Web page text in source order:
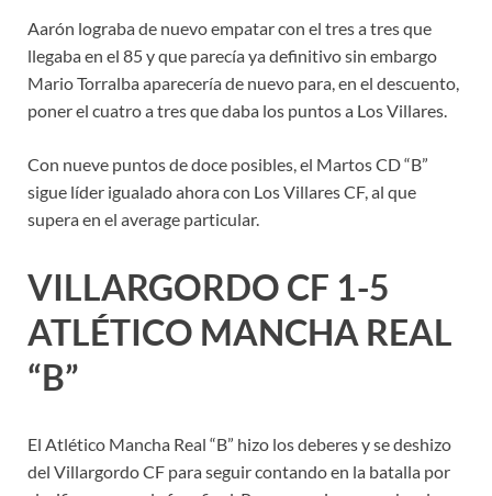
Aarón lograba de nuevo empatar con el tres a tres que
llegaba en el 85 y que parecía ya definitivo sin embargo
Mario Torralba aparecería de nuevo para, en el descuento,
poner el cuatro a tres que daba los puntos a Los Villares.
Con nueve puntos de doce posibles, el Martos CD “B”
sigue líder igualado ahora con Los Villares CF, al que
supera en el average particular.
VILLARGORDO CF 1-5
ATLÉTICO MANCHA REAL
“B”
El Atlético Mancha Real “B” hizo los deberes y se deshizo
del Villargordo CF para seguir contando en la batalla por